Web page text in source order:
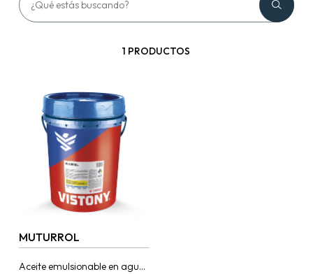
1 PRODUCTOS
MUTURROL
Aceite emulsionable en agua;